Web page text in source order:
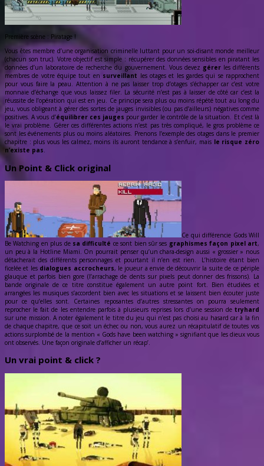
Première scène : Piratage !
Vous êtes membre d’une organisation criminelle luttant pour un soi-disant monde meilleur
(chacun son truc). Votre objectif est simple : récupérer des données sensibles en piratant les
données d’un laboratoire de recherche du gouvernement. Vous devez gérerles différents
membres de votre équipe tout en surveillant les otages et les gardes qui se rapprochent
pour vous faire la peau. Attention à ne pas laisser trop d’otages s’échapper car c’est votre
monnaie d’échange que vous laissez filer. La sécurité n’est pas à laisser de côté car c’est la
réussite de l’opération qui est en jeu. Ce principe sera plus ou moins répété tout au long du
jeu, vous obligeant à gérer des sortes de jauges invisibles (ou pas d’ailleurs) négatives comme
positives. A vous d’équilibrer ces jauges pour garder le contrôle de la situation. Et c’est là
le vrai problème. Gérer ces différentes actions n’est pas très compliqué, le gros problème ce
sont les événements plus ou moins aléatoires. Prenons l’exemple des otages dans le premier
chapitre : plus vous les calmez, moins ils auront tendance à s’enfuir, mais le risque zéro
n’existe pas.
Un Point & Click original
Ce qui différencie Gods Will
Be Watching en plus de sa difficulté ce sont bien sûr ses graphismes façon pixel art,
un peu à la Hotline Miami. On pourrait penser qu’un chara-design aussi « grossier » nous
détacherait des différents personnages et pourtant il n’en est rien. L’histoire étant bien
ficelée et les dialogues accrocheurs, le joueur a envie de découvrir la suite de ce périple
glauque et parfois bien gore (l’arrachage de dents sur pixels peut donner des frissons). La
bande originale de ce titre constitue également un autre point fort. Bien étudiées et
arrangées les musiques s’accordent bien avec les situations et se laissent bien écouter juste
pour ce qu’elles sont. Certaines reposantes d’autres stressantes on pourra seulement
reprocher le fait de les entendre parfois à plusieurs reprises lors d’une session de tryhard
sur une mission. A noter également le titre du jeu qui n’est pas choisi au hasard car à la fin
de chaque chapitre, que ce soit un échec ou non, vous aurez un récapitulatif de toutes vos
actions surplombé de la mention « Gods have been watching » signifiant que les dieux vous
ont observés. Une façon originale d’afficher un récap’.
Un vrai point & click ?